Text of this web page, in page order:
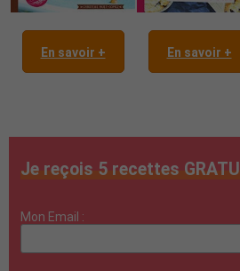
En savoir + En savoir +
Je reçois 5 recettes
Mon Email :